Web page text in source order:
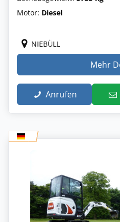
Motor: Diesel
NIEBÜLL
Mehr
Anrufen